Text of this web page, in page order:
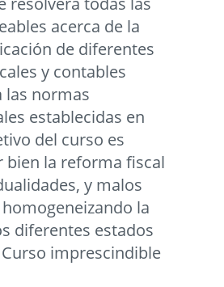
acerca de la
de diferentes
y contables
las normas
establecidas en
del curso es
bien la reforma fiscal
y malos
la
diferentes estados
imprescindible